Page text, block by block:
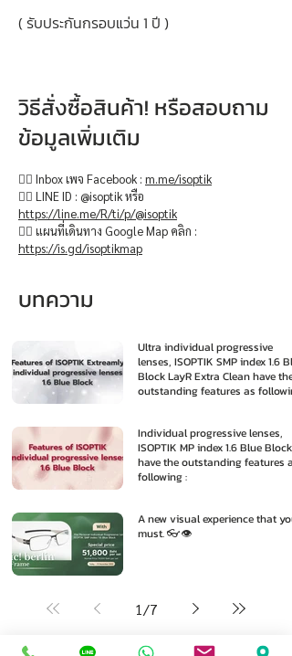
( รับประกันกรอบแว่น 1 ปี )
วิธีสั่งซื้อสินค้า! หรือสอบถาม
ข้อมูลเพิ่มเติม
👉🏻 Inbox เพจ Facebook : m.me/isoptik
👉🏻 LINE ID : @isoptik หรือ
https://line.me/R/ti/p/@isoptik
👉🏻 แผนที่เดินทาง Google Map คลิก :
https://is.gd/isoptikmap
บทความ
Ultra individual progressive
lenses, ISOPTIK SMP index 1.6
Block LayR Extra Clean have the
outstanding features as
Individual progressive lenses,
ISOPTIK MP index 1.6 Blue Block
have the outstanding features as
following :
A new visual experience that you
must. 👓👁️
1/7